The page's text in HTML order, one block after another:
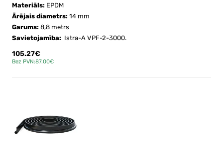
Materiāls: EPDM
Ārējais diametrs: 14 mm
Garums: 8,8 metrs
Savietojamība: Istra-A VPF-2-3000.
105.27€
Bez PVN:87.00€